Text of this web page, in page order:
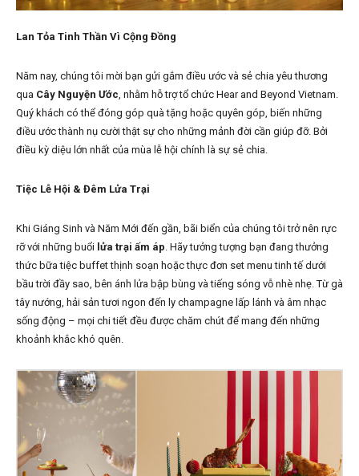
Lan Tỏa Tinh Thần Vì Cộng Đồng
Năm nay, chúng tôi mời bạn gửi gắm điều ước và sẻ chia yêu thương
qua Cây Nguyện Ước, nhằm hỗ trợ tổ chức Hear and Beyond Vietnam.
Quý khách có thể đóng góp quà tặng hoặc quyên góp, biến những
điều ước thành nụ cười thật sự cho những mảnh đời cần giúp đỡ. Bởi
điều kỳ diệu lớn nhất của mùa lễ hội chính là sự sẻ chia.
Tiệc Lễ Hội & Đêm Lửa Trại
Khi Giáng Sinh và Năm Mới đến gần, bãi biển của chúng tôi trở nên rực
rỡ với những buổi lửa trại ấm áp. Hãy tưởng tượng bạn đang thưởng
thức bữa tiệc buffet thịnh soạn hoặc thực đơn set menu tinh tế dưới
bầu trời đầy sao, bên ánh lửa bập bùng và tiếng sóng vỗ nhè nhẹ. Từ gà
tây nướng, hải sản tươi ngon đến ly champagne lấp lánh và âm nhạc
sống động – mọi chi tiết đều được chăm chút để mang đến những
khoảnh khắc khó quên.